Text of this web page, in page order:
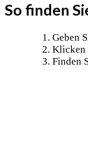
So finden
Geben
Klicken
Finden